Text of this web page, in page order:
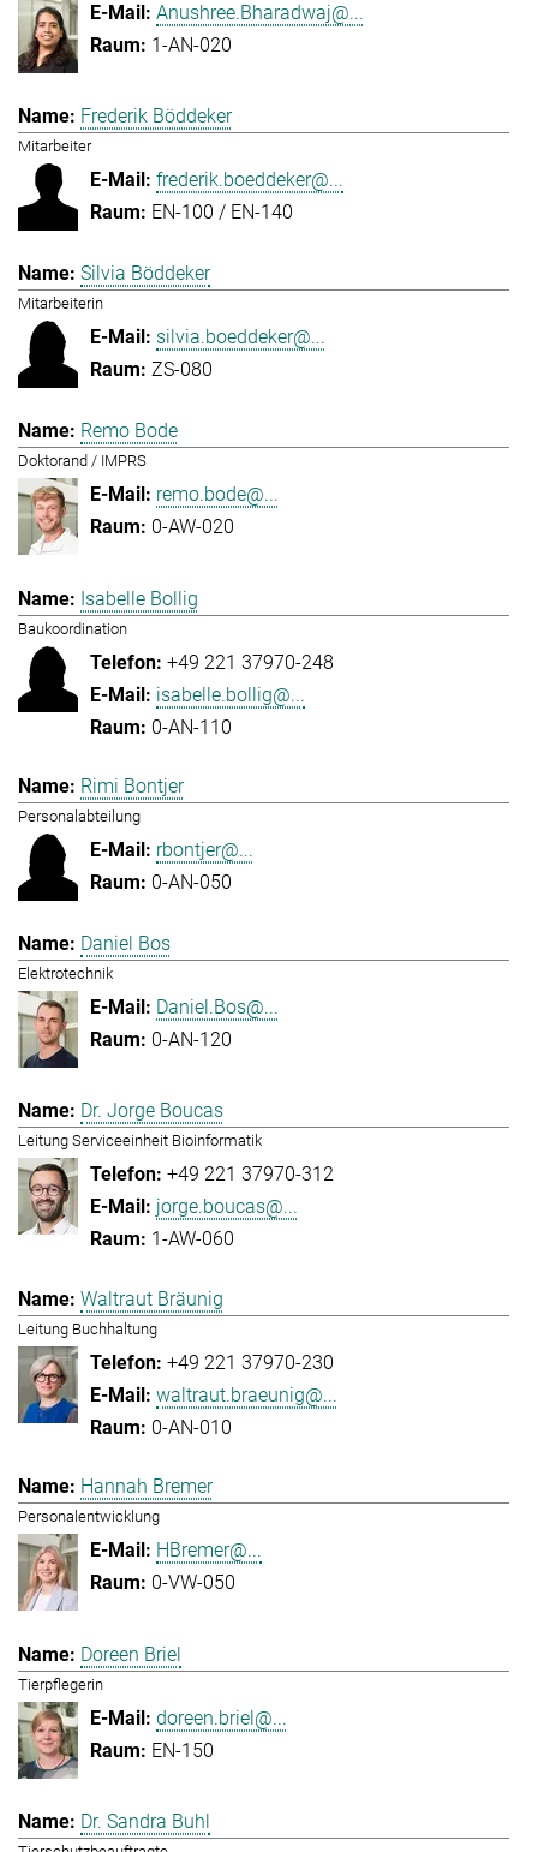
Anushree.Bharadwaj@...
1-AN-020
Frederik Böddeker
Mitarbeiter
frederik.boeddeker@...
EN-100 / EN-140
Silvia Böddeker
Mitarbeiterin
silvia.boeddeker@...
ZS-080
Remo Bode
Doktorand / IMPRS
remo.bode@...
0-AW-020
Isabelle Bollig
Baukoordination
+49 221 37970-248
isabelle.bollig@...
0-AN-110
Rimi Bontjer
Personalabteilung
rbontjer@...
0-AN-050
Daniel Bos
Elektrotechnik
Daniel.Bos@...
0-AN-120
Dr. Jorge Boucas
Leitung Serviceeinheit Bioinformatik
+49 221 37970-312
jorge.boucas@...
1-AW-060
Waltraut Bräunig
Leitung Buchhaltung
+49 221 37970-230
waltraut.braeunig@...
0-AN-010
Hannah Bremer
Personalentwicklung
HBremer@...
0-VW-050
Doreen Briel
Tierpflegerin
doreen.briel@...
EN-150
Dr. Sandra Buhl